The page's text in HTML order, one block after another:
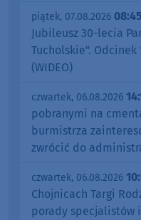
piątek, 07.08.2026 08:45
Jubileusz 30-lecia
Tucholskie".
(WIDEO)
czwartek, 06.08.2026
pobranymi na
burmistrza
zwrócić do
czwartek, 06.08.2026
Chojnicach Targi
porady specjalistów